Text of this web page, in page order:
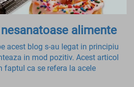
alimente
acest blog s-au legat in principiu
in mod pozitiv. Acest articol
faptul ca se refera la acele